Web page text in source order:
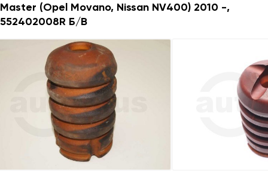
Master (Opel Movano, Nissan NV400) 2010 -,
552402008R Б/В